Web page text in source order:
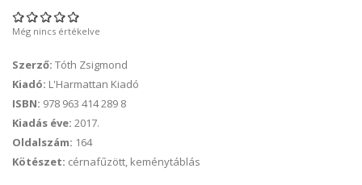
Még nincs értékelve
Szerző: Tóth Zsigmond
Kiadó: L'Harmattan Kiadó
ISBN: 978 963 414 289 8
Kiadás éve: 2017.
Oldalszám: 164
Kötészet: cérnafűzött, keménytáblás